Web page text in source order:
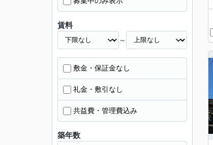
賃料
～
敷金・保証金なし
礼金・敷引なし
共益費・管理費込み
築年数